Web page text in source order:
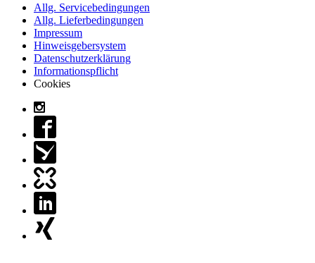
Allg. Servicebedingungen
Allg. Lieferbedingungen
Impressum
Hinweisgebersystem
Datenschutzerklärung
Informationspflicht
Cookies